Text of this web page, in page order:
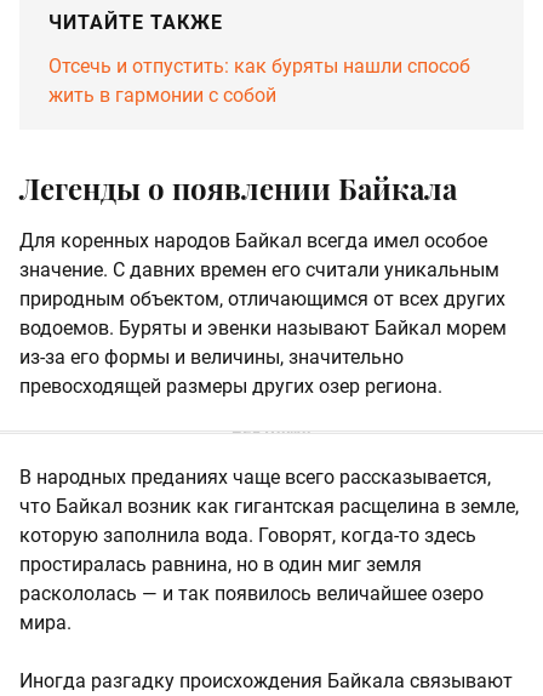
ЧИТАЙТЕ ТАКЖЕ
Отсечь и отпустить: как буряты нашли способ
жить в гармонии с собой
Легенды о появлении Байкала
Для коренных народов Байкал всегда имел особое
значение. С давних времен его считали уникальным
природным объектом, отличающимся от всех других
водоемов. Буряты и эвенки называют Байкал морем
из-за его формы и величины, значительно
превосходящей размеры других озер региона.
В народных преданиях чаще всего рассказывается,
что Байкал возник как гигантская расщелина в земле,
которую заполнила вода. Говорят, когда-то здесь
простиралась равнина, но в один миг земля
раскололась — и так появилось величайшее озеро
мира.
Иногда разгадку происхождения Байкала связывают